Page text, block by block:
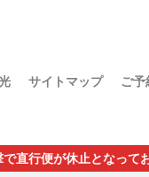
サイトマップ ご
なっております。直